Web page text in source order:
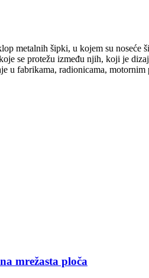
metalnih šipki, u kojem su
se protežu između njih, koji je
fabrikama, radionicama,
mrežasta ploča